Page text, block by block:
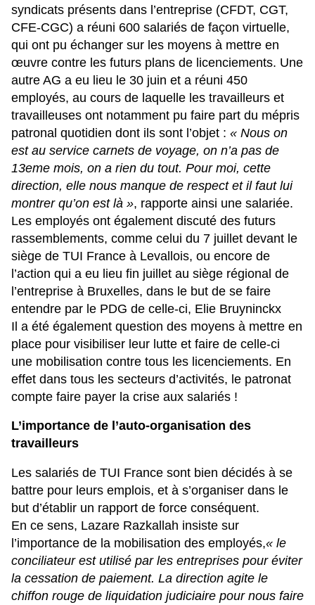
syndicats présents dans l’entreprise (CFDT, CGT,
CFE-CGC) a réuni 600 salariés de façon virtuelle,
qui ont pu échanger sur les moyens à mettre en
œuvre contre les futurs plans de licenciements. Une
autre AG a eu lieu le 30 juin et a réuni 450
employés, au cours de laquelle les travailleurs et
travailleuses ont notamment pu faire part du mépris
patronal quotidien dont ils sont l’objet : « Nous on
est au service carnets de voyage, on n’a pas de
13eme mois, on a rien du tout. Pour moi, cette
direction, elle nous manque de respect et il faut lui
montrer qu’on est là », rapporte ainsi une salariée.
Les employés ont également discuté des futurs
rassemblements, comme celui du 7 juillet devant le
siège de TUI France à Levallois, ou encore de
l’action qui a eu lieu fin juillet au siège régional de
l’entreprise à Bruxelles, dans le but de se faire
entendre par le PDG de celle-ci, Elie Bruyninckx
Il a été également question des moyens à mettre en
place pour visibiliser leur lutte et faire de celle-ci
une mobilisation contre tous les licenciements. En
effet dans tous les secteurs d’activités, le patronat
compte faire payer la crise aux salariés !
L’importance de l’auto-organisation des
travailleurs
Les salariés de TUI France sont bien décidés à se
battre pour leurs emplois, et à s’organiser dans le
but d’établir un rapport de force conséquent.
En ce sens, Lazare Razkallah insiste sur
l’importance de la mobilisation des employés,« le
conciliateur est utilisé par les entreprises pour éviter
la cessation de paiement. La direction agite le
chiffon rouge de liquidation judiciaire pour nous faire